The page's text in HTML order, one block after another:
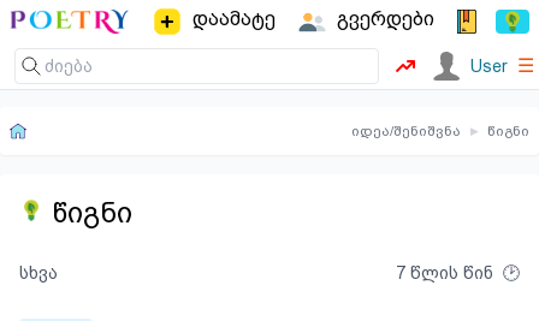
დაამატე გვერდები
User ☰
იდეა/შენიშვნა ▸ წიგნი
წიგნი
სხვა 7 წლის წინ